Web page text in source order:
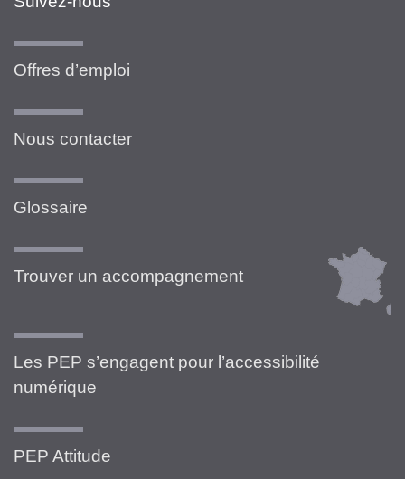
Offres d’emploi
Nous contacter
Glossaire
Trouver un accompagnement
Les PEP s’engagent pour l’accessibilité
numérique
PEP Attitude